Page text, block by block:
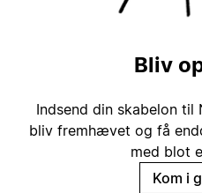
Bliv
Indsend din skabelon til
bliv fremhævet og få
med blot
Kom i